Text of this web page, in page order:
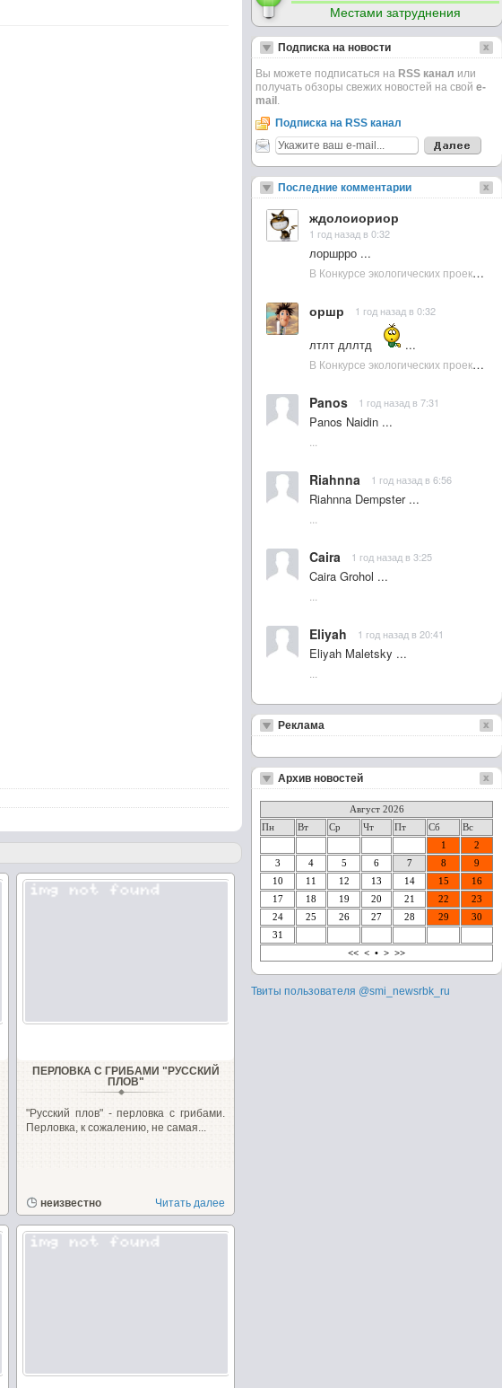
ПЕРЛОВКА С ГРИБАМИ "РУССКИЙ
ПЛОВ"
"Русский плов" - перловка с грибами.
Перловка, к сожалению, не самая...
неизвестно Читать далее
Местами затруднения
Подписка на новости
Вы можете подписаться на RSS канал или
получать обзоры свежих новостей на свой e-
mail .
Подписка на RSS канал
Последние комментарии
ждолоиориор
1 год назад в 0:32
лоршрро ...
В Конкурсе экологических проектов в Подмосковье активно участвовала молодежь :: NewsRbk.ru...
оршр 1 год назад в 0:32
лтлт дллтд
...
В Конкурсе экологических проектов в Подмосковье активно участвовала молодежь :: NewsRbk.ru...
Panos 1 год назад в 7:31
Panos Naidin ...
Riahnna 1 год назад в 6:56
Riahnna Dempster ...
Caira 1 год назад в 3:25
Caira Grohol ...
Eliyah 1 год назад в 20:41
Eliyah Maletsky ...
Реклама
Архив новостей
Август 2026
Пн
Вт Ср Чт Пт Сб
Вс
1
2
3
4 5 6 7 8
9
10
11 12 13 14 15
16
17
18 19 20 21 22
23
24
25 26 27 28 29
30
31
<< < • > >>
Твиты пользователя @smi_newsrbk_ru